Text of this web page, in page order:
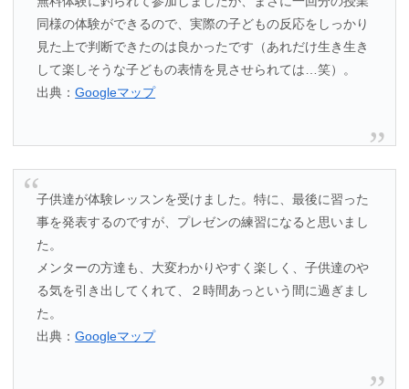
同様の体験ができるので、実際の子どもの反応をしっかり
見た上で判断できたのは良かったです（あれだけ生き生き
して楽しそうな子どもの表情を見させられては…笑）。
出典：Googleマップ
子供達が体験レッスンを受けました。特に、最後に習った
事を発表するのですが、プレゼンの練習になると思いまし
た。
メンターの方達も、大変わかりやすく楽しく、子供達のや
る気を引き出してくれて、２時間あっという間に過ぎまし
た。
出典：Googleマップ